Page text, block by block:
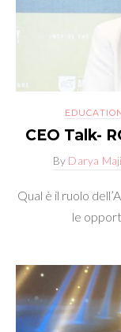
CEO Talk-
By Darya
Qual è il ruolo
le